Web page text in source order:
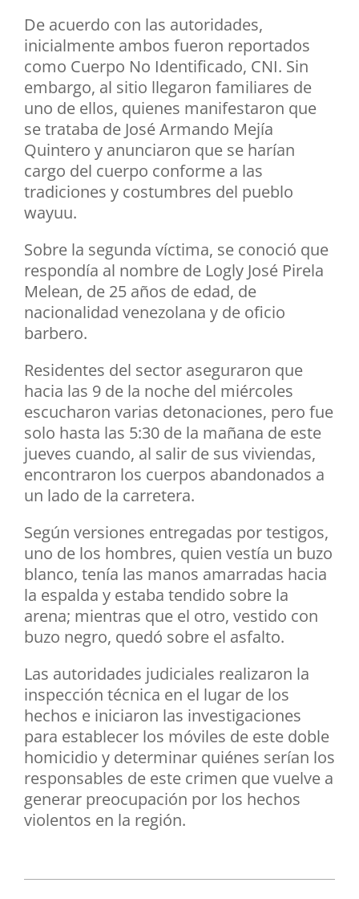
De acuerdo con las autoridades,
inicialmente ambos fueron reportados
como Cuerpo No Identificado, CNI. Sin
embargo, al sitio llegaron familiares de
uno de ellos, quienes manifestaron que
se trataba de José Armando Mejía
Quintero y anunciaron que se harían
cargo del cuerpo conforme a las
tradiciones y costumbres del pueblo
wayuu.
Sobre la segunda víctima, se conoció que
respondía al nombre de Logly José Pirela
Melean, de 25 años de edad, de
nacionalidad venezolana y de oficio
barbero.
Residentes del sector aseguraron que
hacia las 9 de la noche del miércoles
escucharon varias detonaciones, pero fue
solo hasta las 5:30 de la mañana de este
jueves cuando, al salir de sus viviendas,
encontraron los cuerpos abandonados a
un lado de la carretera.
Según versiones entregadas por testigos,
uno de los hombres, quien vestía un buzo
blanco, tenía las manos amarradas hacia
la espalda y estaba tendido sobre la
arena; mientras que el otro, vestido con
buzo negro, quedó sobre el asfalto.
Las autoridades judiciales realizaron la
inspección técnica en el lugar de los
hechos e iniciaron las investigaciones
para establecer los móviles de este doble
homicidio y determinar quiénes serían los
responsables de este crimen que vuelve a
generar preocupación por los hechos
violentos en la región.